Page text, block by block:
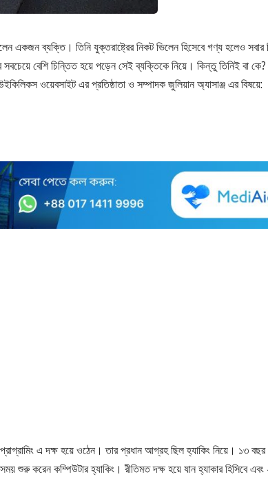
একজন ব্যক্তি। তিনি যুক্তরাষ্ট্রের নিকট ভিলেন হিসেবে গণ্য হলেও সবার
সবচেয়ে বেশি চিন্তিত হয়ে পড়েন সেই ব্যক্তিকে নিয়ে। কিন্তু তিনিই বা কে?
ওয়েবসাইট এর প্রতিষ্ঠাতা ও সম্পাদক জুলিয়ান অ্যাসাঞ্জ এর বিষয়ে:
এ দক্ষ হয়ে ওঠেন। তার প্রধান আগ্রহ ছিল হ্যাকিং নিয়ে। ১৩
শুরু করেন কম্পিউটার হ্যাকিং। রীতিমত দক্ষ হয়ে যান হ্যাকার হিসিবে